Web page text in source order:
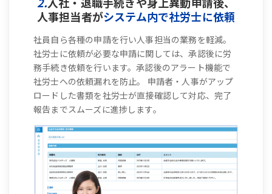
人事担当者がシステム内で社労士に依頼
社員自ら各種の申請を行い人事担当の業務を軽減。
社労士に依頼が必要な申請に関しては、承認後に労
務手続き依頼を行います。承認後のアラート機能で
社労士への依頼漏れを防止。 申請者・人事がアップ
ロードした書類を社労士が直接確認して対応、完了
報告までスムーズに進捗します。